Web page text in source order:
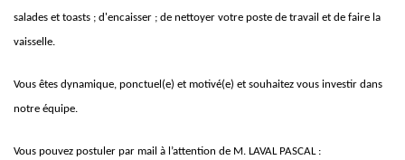
salades et toasts ; d'encaisser ; de nettoyer votre poste de travail et de faire la
vaisselle.
Vous êtes dynamique, ponctuel(e) et motivé(e) et souhaitez vous investir dans
notre équipe.
Vous pouvez postuler par mail à l’attention de M. LAVAL PASCAL :